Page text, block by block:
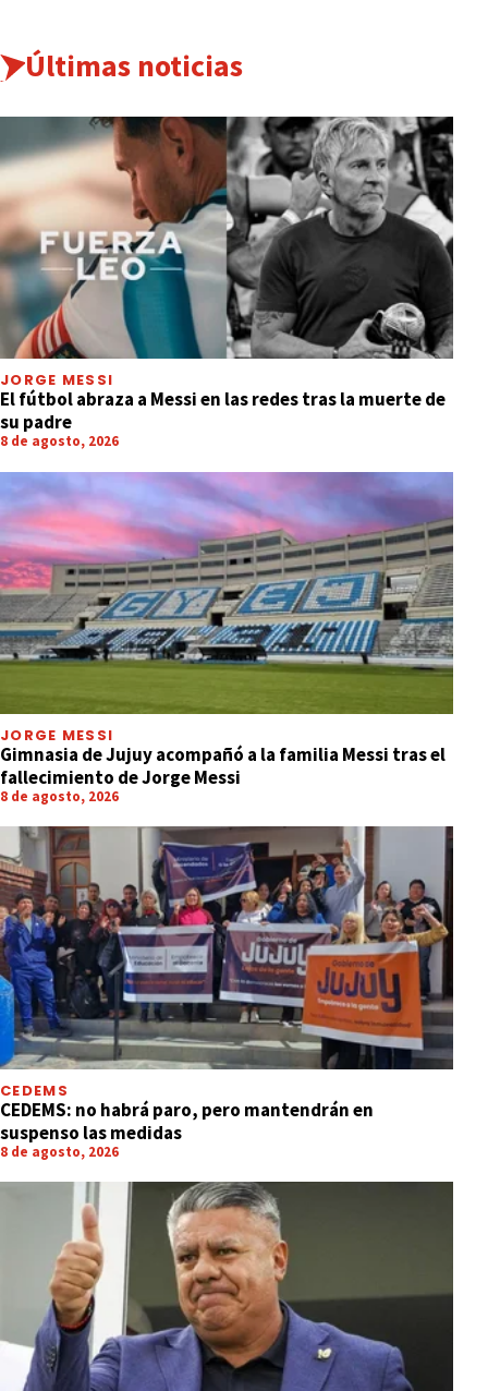
Últimas noticias
JORGE MESSI
El fútbol abraza a Messi en las redes tras la muerte de
su padre
8 de agosto, 2026
JORGE MESSI
Gimnasia de Jujuy acompañó a la familia Messi tras el
fallecimiento de Jorge Messi
8 de agosto, 2026
CEDEMS
CEDEMS: no habrá paro, pero mantendrán en
suspenso las medidas
8 de agosto, 2026